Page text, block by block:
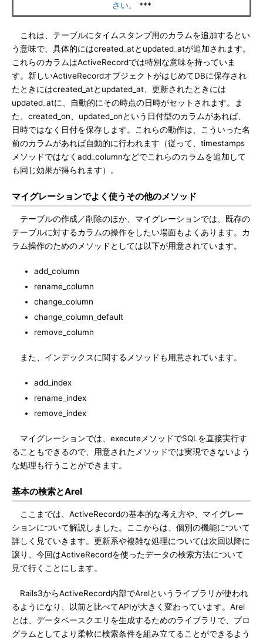
さい。 ***
これは、テーブルにタイムスタンプ用のカラムを追加するとい
う意味で、具体的にはcreated_atとupdated_atが追加されます。
これらのカラムはActiveRecordでは特別な意味を持っていま
す。新しいActiveRecordオブジェクトがはじめてDBに保存され
たときにはcreated_atとupdated_at、更新されたときには
updated_atに、自動的にその時点の日時がセットされます。ま
た、created_on、updated_onという日付型のカラムがあれば、
日時ではなく日付を保存します。これらの動作は、こういった名
前のカラムがあれば自動的に行われます（従って、timestamps
メソッドではなくadd_columnなどでこれらのカラムを追加して
も同じ効果が得られます）。
マイグレーションでよく使うその他のメソッド
テーブルの作成／削除のほか、マイグレーションでは、既存の
テーブルに対するカラムの操作をしたい場面もよくあります。カ
ラム操作のためのメソッドとしては以下が用意されています。
add_column
rename_column
change_column
change_column_default
remove_column
また、インデックスに関するメソッドも用意されています。
add_index
rename_index
remove_index
マイグレーションでは、executeメソッドでSQLを直接実行す
ることもできるので、用意されたメソッドでは実現できないよう
な処理も行うことができます。
基本の検索とArel
ここまでは、ActiveRecordの基本的な考え方や、マイグレー
ションについて解説しました。ここからは、個別の機能について
詳しく見ていきます。更新系や複雑な処理については次回以降に
譲り、今回はActiveRecordを使ったデータの検索方法について
見て行くことにします。
Rails3からActiveRecord内部でArelというライブラリが使われ
るようになり、以前と比べてAPIが大きく変わっています。Arel
とは、データベースクエリを生成するためのライブラリで、プロ
グラムとしてより柔軟に検索条件を組み立てることができるよう